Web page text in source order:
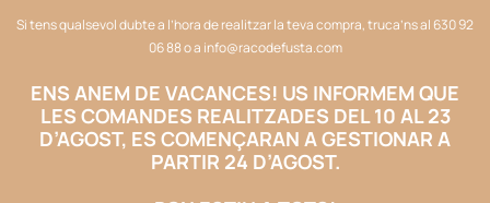
Si tens qualsevol dubte a l’hora de realitzar la teva compra, truca’ns al 630 92
06 88o a info@racodefusta.com
ENS ANEM DE VACANCES! US INFORMEM QUE
LES COMANDES REALITZADES DEL 10 AL 23
D’AGOST, ES COMENÇARAN A GESTIONAR A
PARTIR 24 D’AGOST.